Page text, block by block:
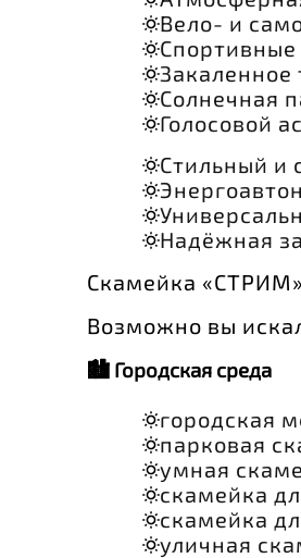
Вело- и
Спортивные
Солнечная
Голосовой
Стильный и
Надёжная
Скамейка
Возможно вы
🏙 Городская среда
городская
парковая
умная
скамейка
скамейка
уличная